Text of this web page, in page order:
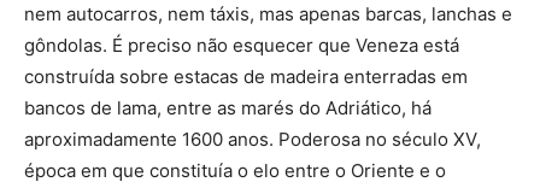
nem autocarros, nem táxis, mas apenas barcas, lanchas e
gôndolas. É preciso não esquecer que Veneza está
construída sobre estacas de madeira enterradas em
bancos de lama, entre as marés do Adriático, há
aproximadamente 1600 anos. Poderosa no século XV,
época em que constituía o elo entre o Oriente e o